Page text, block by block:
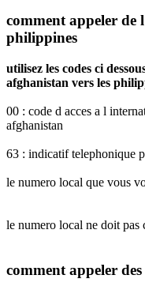
comment appeler de
philippines
utilisez les codes ci
afghanistan vers les
00 : code d acces a l
afghanistan
63 : indicatif telephonique
le numero local que vous
le numero local ne doit pas
comment appeler